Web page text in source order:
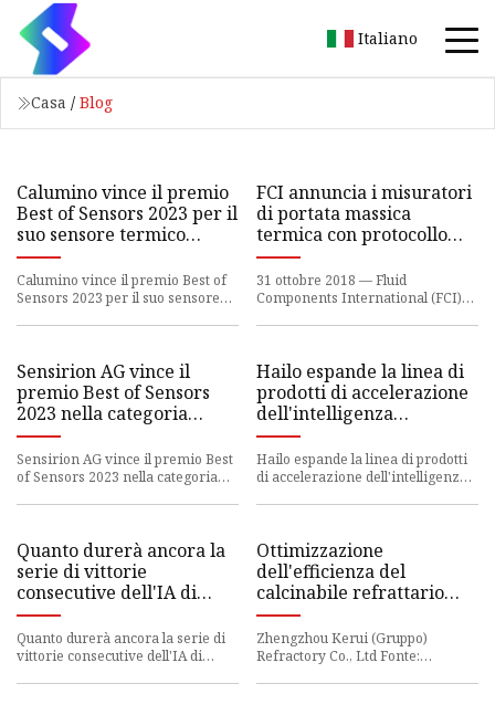
Italiano
Casa / Blog
Calumino vince il premio
Best of Sensors 2023 per il
suo sensore termico
Calumino
Calumino vince il premio Best of
Sensors 2023 per il suo sensore
FCI annuncia i misuratori
di portata massica
termica con protocollo
HART
31 ottobre 2018 — Fluid
Components International (FCI)
Sensirion AG vince il
premio Best of Sensors
2023 nella categoria
Sensori industriali
Sensirion AG vince il premio Best
of Sensors 2023 nella categoria
Hailo espande la linea di
prodotti di accelerazione
dell'intelligenza
artificiale man mano che
la domanda di
intelligenza artificiale
Hailo espande la linea di prodotti
di accelerazione dell'intelligenza
Quanto durerà ancora la
serie di vittorie
consecutive dell'IA di
Nvidia?
Quanto durerà ancora la serie di
vittorie consecutive dell'IA di
Ottimizzazione
dell'efficienza del
calcinabile refrattario
per la combustione...
Zhengzhou Kerui (Gruppo)
Refractory Co., Ltd Fonte: